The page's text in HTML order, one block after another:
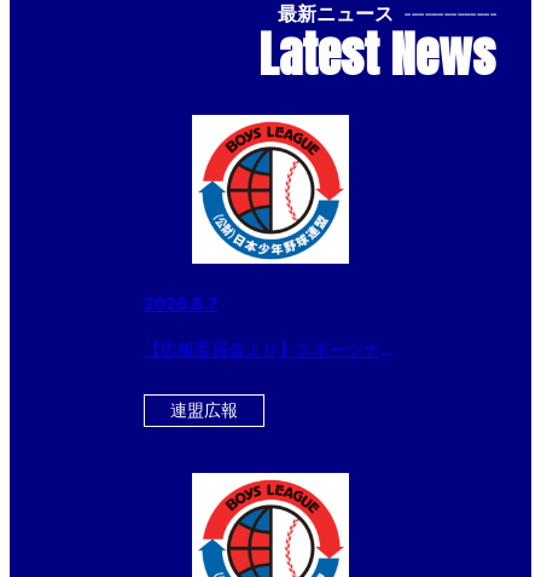
最新ニュース --------------
Latest News
2026.8.7
【広報委員会より】スポーツナビ
イジェックカップ 第57回日本少
連盟広報